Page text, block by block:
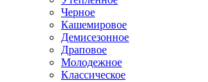
Черное
Кашемировое
Демисезонное
Драповое
Молодежное
Классическое